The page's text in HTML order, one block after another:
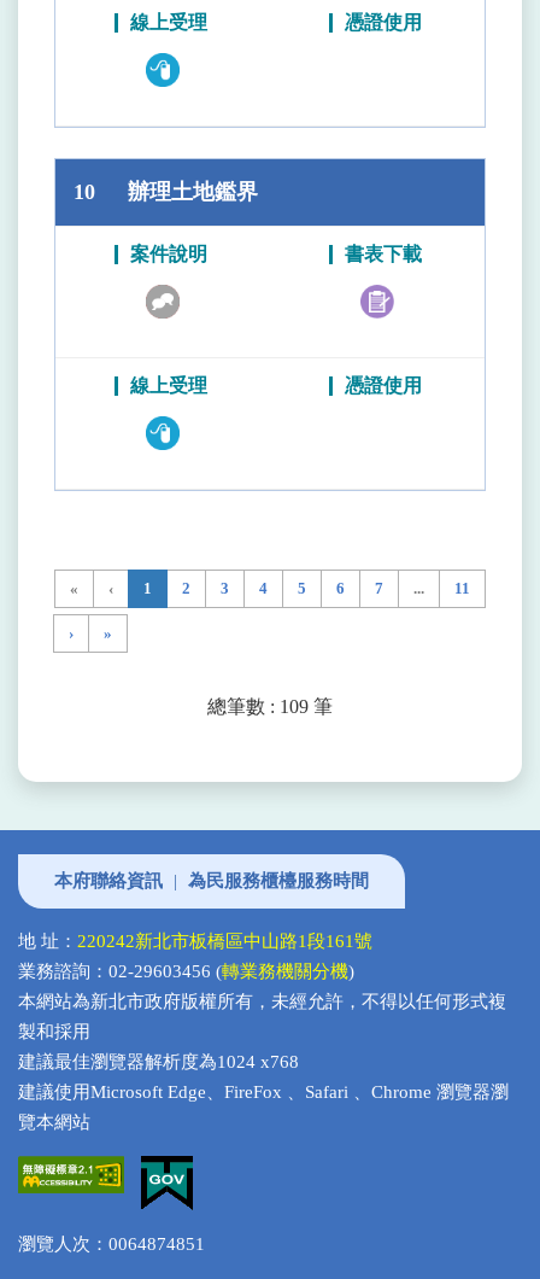
10 辦理土地鑑界
« ‹ 1 2 3 4 5 6 7 ... 11
› »
總筆數 : 109 筆
本府聯絡資訊 | 為民服務櫃檯服務時間
地 址： 220242新北市板橋區中山路1段161號
業務諮詢：02-29603456 (轉業務機關分機)
本網站為新北市政府版權所有，未經允許，不得以任何形式複
製和採用
建議最佳瀏覽器解析度為1024 x768
建議使用Microsoft Edge、FireFox 、Safari 、Chrome 瀏覽器瀏
覽本網站
瀏覽人次：0064874851